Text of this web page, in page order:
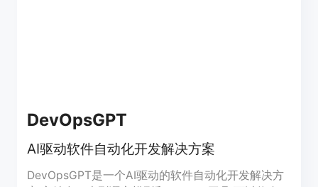
DevOpsGPT
AI驱动软件自动化开发解决方案
DevOpsGPT是一个AI驱动的软件自动化开发解决方